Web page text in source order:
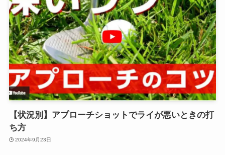
【状況別】アプローチショットでライが悪いときの打
ち方
2024年9月23日